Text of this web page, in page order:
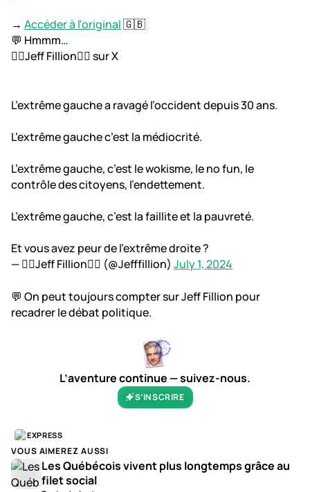
→ Accéder à l'original🇬🇧
💬 Hmmm…
🏴‍☠️Jeff Fillion🏴‍☠️ sur X
L’extrême gauche a ravagé l’occident depuis 30 ans.
L’extrême gauche c’est la médiocrité.
L’extrême gauche, c’est le wokisme, le no fun, le
contrôle des citoyens, l’endettement.
L’extrême gauche, c’est la faillite et la pauvreté.
Et vous avez peur de l’extrême droite ?
— 🏴‍☠️Jeff Fillion🏴‍☠️ (@Jefffillion) July 1, 2024
💬 On peut toujours compter sur Jeff Fillion pour
recadrer le débat politique.
L’aventure continue — suivez-nous.
S’INSCRIRE
EXPRESS
VOUS AIMEREZ AUSSI
Les Québécois vivent plus longtemps grâce au
filet social